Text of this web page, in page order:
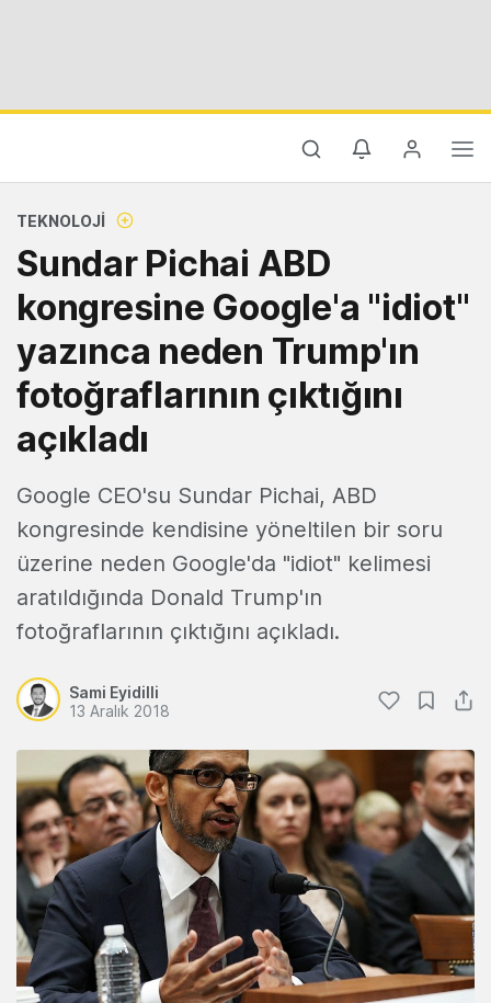
TEKNOLOJI
Sundar Pichai ABD
kongresine Google'a "idiot"
yazınca neden Trump'ın
fotoğraflarının çıktığını
açıkladı
Google CEO'su Sundar Pichai, ABD
kongresinde kendisine yöneltilen bir soru
üzerine neden Google'da "idiot" kelimesi
aratıldığında Donald Trump'ın
fotoğraflarının çıktığını açıkladı.
Sami Eyidilli
13 Aralık 2018